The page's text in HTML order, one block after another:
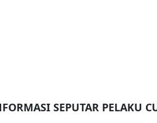
SEPUTAR PELAKU